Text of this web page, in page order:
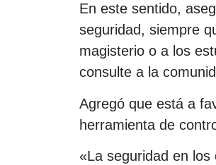
En este sentido,
seguridad, siempre
magisterio o a los
consulte a la
Agregó que está a
herramienta de
«La seguridad en